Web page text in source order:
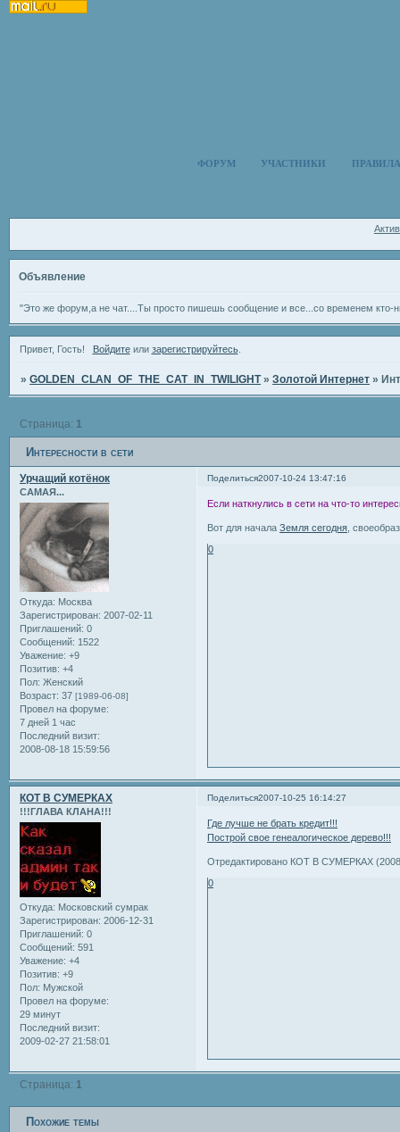
ФОРУМ УЧАСТНИКИ ПРАВИЛА
Объявление
"Это же форум,а не чат....Ты просто пишешь сообщение и все...со временем
Привет, Гость! Войдитеили зарегистрируйтесь.
»GOLDEN_CLAN_OF_THE_CAT_IN_TWILIGHT »Золотой Интернет »
Интересности в сети
Страница: 1
Поделиться2007-10-24 13:47:16
Урчащий котёнок
САМАЯ...
Откуда: Москва
Зарегистрирован: 2007-02-11
Приглашений: 0
Сообщений: 1522
Уважение: +9
Позитив: +4
Пол: Женский
Возраст: 37 [1989-06-08]
Провел на форуме:
7 дней 1 час
Последний визит:
2008-08-18 15:59:56
Если наткнулись в сети на что-то
Вот для началаЗемля сегодня ,
0
Поделиться2007-10-25 16:14:27
КОТ В СУМЕРКАХ
!!!ГЛАВА КЛАНА!!!
Откуда: Московский сумрак
Зарегистрирован: 2006-12-31
Приглашений: 0
Сообщений: 591
Уважение: +4
Позитив: +9
Пол: Мужской
Провел на форуме:
29 минут
Последний визит:
2009-02-27 21:58:01
Где лучше не брать кредит!!!
Построй свое генеалогическое дерево!!!
Отредактировано КОТ В СУМЕРКАХ
0
Страница: 1
Похожие темы